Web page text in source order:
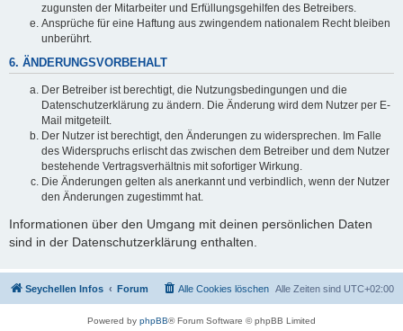
zugunsten der Mitarbeiter und Erfüllungsgehilfen des Betreibers.
Ansprüche für eine Haftung aus zwingendem nationalem Recht bleiben
unberührt.
6. ÄNDERUNGSVORBEHALT
Der Betreiber ist berechtigt, die Nutzungsbedingungen und die
Datenschutzerklärung zu ändern. Die Änderung wird dem Nutzer per E-
Mail mitgeteilt.
Der Nutzer ist berechtigt, den Änderungen zu widersprechen. Im Falle
des Widerspruchs erlischt das zwischen dem Betreiber und dem Nutzer
bestehende Vertragsverhältnis mit sofortiger Wirkung.
Die Änderungen gelten als anerkannt und verbindlich, wenn der Nutzer
den Änderungen zugestimmt hat.
Informationen über den Umgang mit deinen persönlichen Daten
sind in der Datenschutzerklärung enthalten.
Seychellen Infos Forum Alle Zeiten sind UTC+02:00
Alle Cookies löschen
Powered by phpBB® Forum Software © phpBB Limited